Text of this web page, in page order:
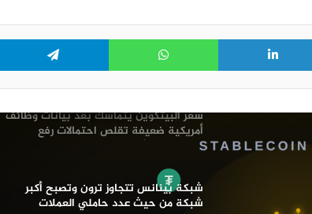
LinkedIn
WhatsApp
هل انتهى هبوط سعر البيتكوين؟
سعر البيتكوين يتماسك بعد بيانات وظائف
أمريكية ضعيفة تقلص احتمالات رفع
الفائدة في شهر سبتمبر
شبكة بينانس تتجاوز ترون وتصبح أكبر
شبكة من حيث عدد حاملي العملات